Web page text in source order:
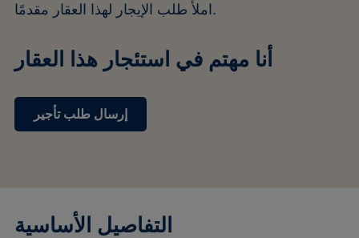
املأ طلب الإيجار لهذا العقار مقدمًا.
أنا مهتم في استئجار هذا العقار
إرسال طلب تأجير
التفاصيل الأساسية